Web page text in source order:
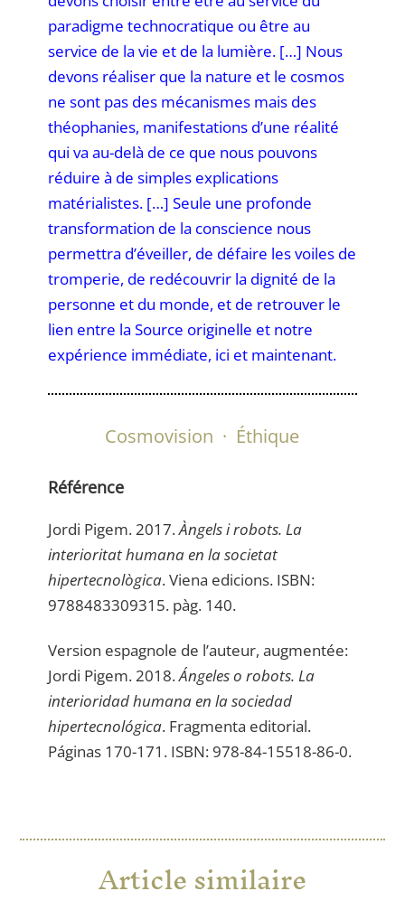
paradigme technocratique ou être au
service de la vie et de la lumière. […] Nous
devons réaliser que la nature et le cosmos
ne sont pas des mécanismes mais des
théophanies, manifestations d’une réalité
qui va au-delà de ce que nous pouvons
réduire à de simples explications
matérialistes. […] Seule une profonde
transformation de la conscience nous
permettra d’éveiller, de défaire les voiles de
tromperie, de redécouvrir la dignité de la
personne et du monde, et de retrouver le
lien entre la Source originelle et notre
expérience immédiate, ici et maintenant.
Cosmovision · Éthique
Référence
Jordi Pigem. 2017.Àngels i robots. La
interioritat humana en la societat
hipertecnològica. Viena edicions. ISBN:
9788483309315. pàg. 140.
Version espagnole de l’auteur, augmentée:
Jordi Pigem. 2018.Ángeles o robots. La
interioridad humana en la sociedad
hipertecnológica. Fragmenta editorial.
Páginas 170-171. ISBN: 978-84-15518-86-0.
Article similaire